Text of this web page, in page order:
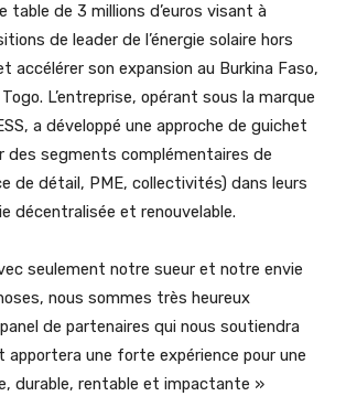
table de 3 millions d’euros visant à
de leader de l’énergie solaire hors
accélérer son expansion au Burkina Faso,
L’entreprise, opérant sous la marque
a développé une approche de guichet
des segments complémentaires de
de détail, PME, collectivités) dans leurs
décentralisée et renouvelable.
seulement notre sueur et notre envie
nous sommes très heureux
de partenaires qui nous soutiendra
apportera une forte expérience pour une
durable, rentable et impactante »